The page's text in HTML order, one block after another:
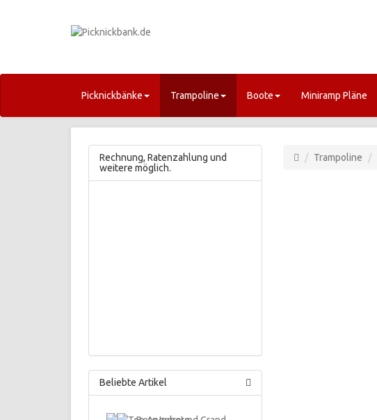
Picknickbänke Trampoline Boote Miniramp Pläne
Trampoline
Rechnung, Ratenzahlung und
weitere möglich.
Beliebte Artikel